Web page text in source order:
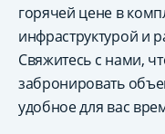
горячей цене в
инфраструктурой и
Свяжитесь с нами,
забронировать
удобное для вас